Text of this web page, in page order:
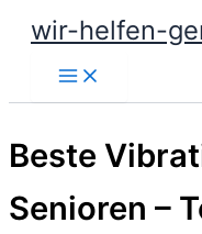
Zum
Inhalt
springen
wir-helfen-
Beste
Senioren –